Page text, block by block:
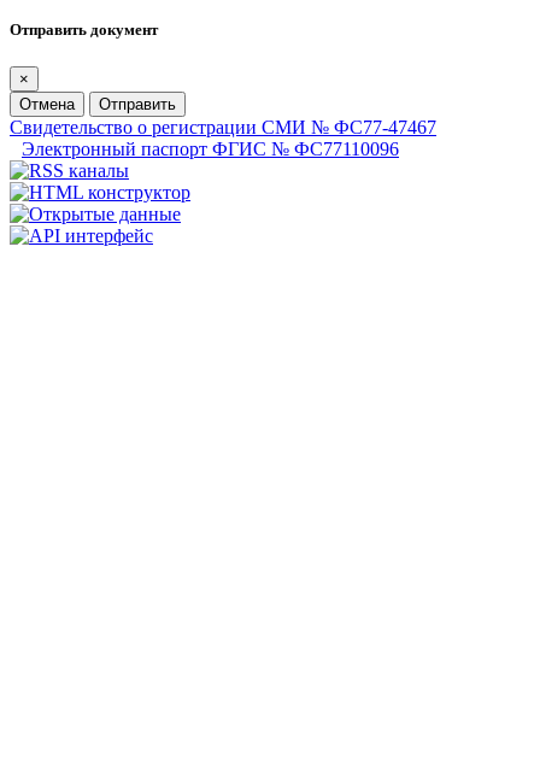
Отправить документ
×
Отмена
Отправить
Свидетельство о регистрации СМИ № ФС77-47467
Электронный паспорт ФГИС № ФС77110096